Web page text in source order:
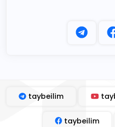
taybeilim
taybeilim